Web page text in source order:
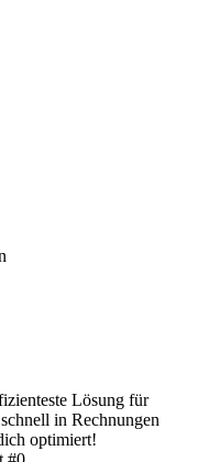
Lösung für
in Rechnungen
optimiert!